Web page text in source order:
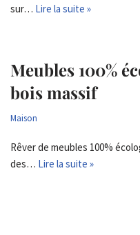
sur… Lire la suite »
Meubles 100%
bois massif
Maison
Rêver de meubles 100%
des… Lire la suite »